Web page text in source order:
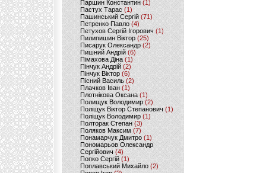
Паршин Константин(1)
Пастух Тарас (1)
Пашинський Сергій (71)
Петренко Павло (4)
Петухов Сергій Ігорович (1)
Пилипишин Віктор(25)
Писарук Олександр(2)
Пишний Андрій (6)
Пімахова Діна(1)
Пінчук Андрій(2)
Пінчук Віктор (6)
Пісний Василь (2)
Плачков Іван(1)
Плотнікова Оксана (1)
Полищук Володимир(2)
Поліщук Віктор Степанович(1)
Поліщук Володимир (1)
Полторак Степан(3)
Поляков Максим (7)
Понамарчук Дмитро (1)
Пономарьов Олександр
Сергійович(4)
Попко Сергій (1)
Поплавський Михайло (2)